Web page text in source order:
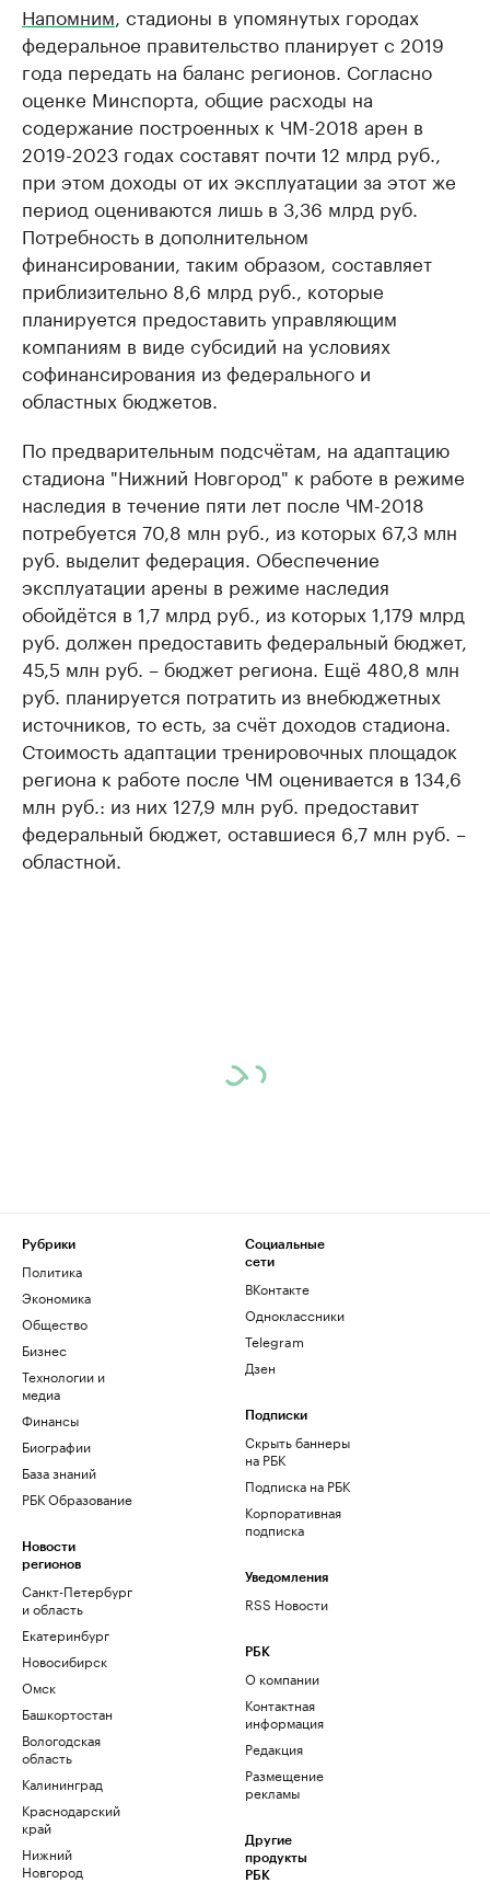
Напомним , стадионы в упомянутых городах
федеральное правительство планирует с 2019
года передать на баланс регионов. Согласно
оценке Минспорта, общие расходы на
содержание построенных к ЧМ-2018 арен в
2019-2023 годах составят почти 12 млрд руб.,
при этом доходы от их эксплуатации за этот же
период оцениваются лишь в 3,36 млрд руб.
Потребность в дополнительном
финансировании, таким образом, составляет
приблизительно 8,6 млрд руб., которые
планируется предоставить управляющим
компаниям в виде субсидий на условиях
софинансирования из федерального и
областных бюджетов.
По предварительным подсчётам, на адаптацию
стадиона "Нижний Новгород" к работе в режиме
наследия в течение пяти лет после ЧМ-2018
потребуется 70,8 млн руб., из которых 67,3 млн
руб. выделит федерация. Обеспечение
эксплуатации арены в режиме наследия
обойдётся в 1,7 млрд руб., из которых 1,179 млрд
руб. должен предоставить федеральный бюджет,
45,5 млн руб. – бюджет региона. Ещё 480,8 млн
руб. планируется потратить из внебюджетных
источников, то есть, за счёт доходов стадиона.
Стоимость адаптации тренировочных площадок
региона к работе после ЧМ оценивается в 134,6
млн руб.: из них 127,9 млн руб. предоставит
федеральный бюджет, оставшиеся 6,7 млн руб. –
областной.
Рубрики
Политика
Экономика
Общество
Бизнес
Технологии и
медиа
Финансы
Биографии
База знаний
РБК Образование
Новости
регионов
Санкт-Петербург
и область
Екатеринбург
Новосибирск
Омск
Башкортостан
Вологодская
область
Калининград
Краснодарский
край
Нижний
Новгород
Социальные
сети
ВКонтакте
Одноклассники
Telegram
Дзен
Подписки
Скрыть баннеры
на РБК
Подписка на РБК
Корпоративная
подписка
Уведомления
RSS Новости
РБК
О компании
Контактная
информация
Редакция
Размещение
рекламы
Другие
продукты
РБК